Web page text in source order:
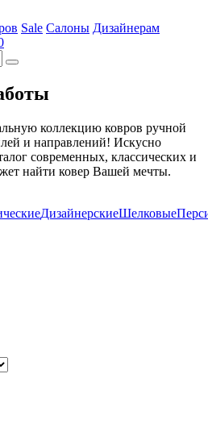
Sale Салоны Дизайнерам
коллекцию ковров ручной
и направлений! Искусно
современных, классических и
найти ковер Вашей мечты.
ДизайнерскиеШелковые